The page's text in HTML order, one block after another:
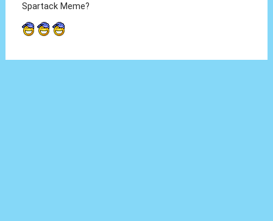
Spartack Meme?